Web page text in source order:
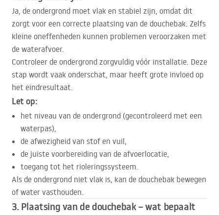
Ja, de ondergrond moet vlak en stabiel zijn, omdat dit
zorgt voor een correcte plaatsing van de douchebak. Zelfs
kleine oneffenheden kunnen problemen veroorzaken met
de waterafvoer.
Controleer de ondergrond zorgvuldig vóór installatie. Deze
stap wordt vaak onderschat, maar heeft grote invloed op
het eindresultaat.
Let op:
het niveau van de ondergrond (gecontroleerd met een
waterpas),
de afwezigheid van stof en vuil,
de juiste voorbereiding van de afvoerlocatie,
toegang tot het rioleringssysteem.
Als de ondergrond niet vlak is, kan de douchebak bewegen
of water vasthouden.
3. Plaatsing van de douchebak – wat bepaalt